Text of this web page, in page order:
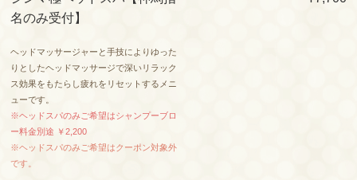
名のみ受付】
ヘッドマッサージャーと手技によりゆった
りとしたヘッドマッサージで深いリラック
ス効果をもたらし疲れをリセットするメニ
ューです。
※ヘッドスパのみご希望はシャンプーブロ
ー料金別途 ￥2,200
※ヘッドスパのみご希望はクーポン対象外
です。